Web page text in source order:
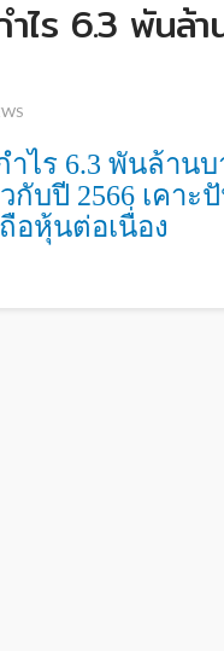
ไร 6.3 พันล้
ำไร 6.3 พันล้าน
บปี 2566 เคาะ
อหุ้นต่อเนื่อง